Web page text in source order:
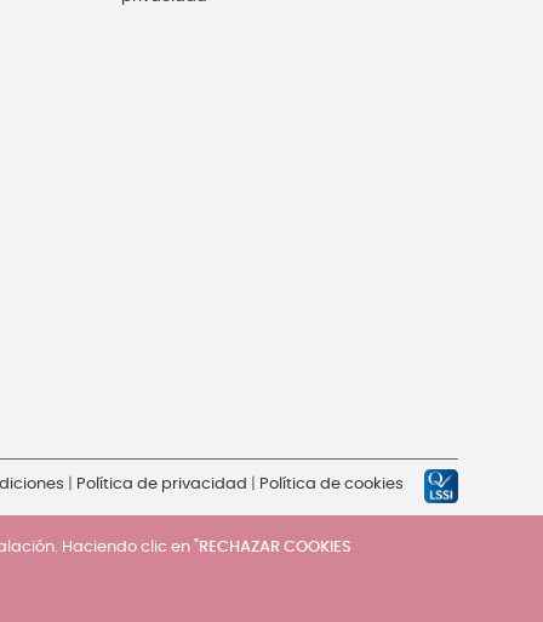
Política de privacidad Política de cookies
Haciendo clic en "RECHAZAR COOKIES